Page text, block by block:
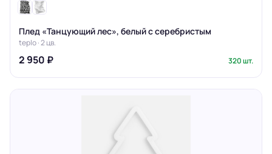
Плед «Танцующий лес», белый с серебристым
teplo · 2 цв.
2 950 ₽ 320 шт.